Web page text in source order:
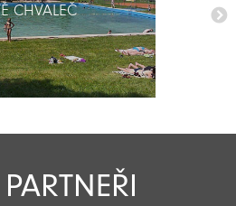
CHVALEČ
CHVALEČ